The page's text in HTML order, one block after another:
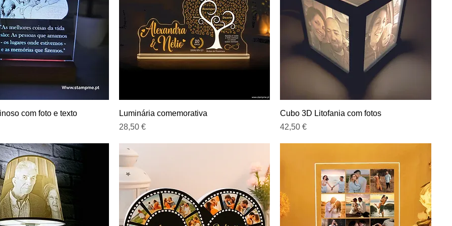
Visualização rápida
com foto e texto
Visualização rápida
Luminária comemorativa
Preço
28,50 €
Visualização rápida
Cubo 3D Litofania com fotos
Preço
42,50 €